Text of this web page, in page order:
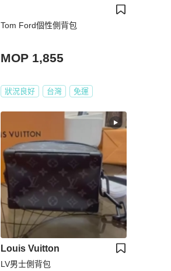
Tom Ford個性側背包
MOP 1,855
狀況良好 台灣 免運
Louis Vuitton
LV男士側背包